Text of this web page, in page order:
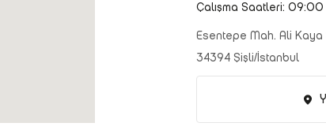
Çalışma Saatleri:
Esentepe Mah. Ali Kaya
34394 Şişli/İstanbul